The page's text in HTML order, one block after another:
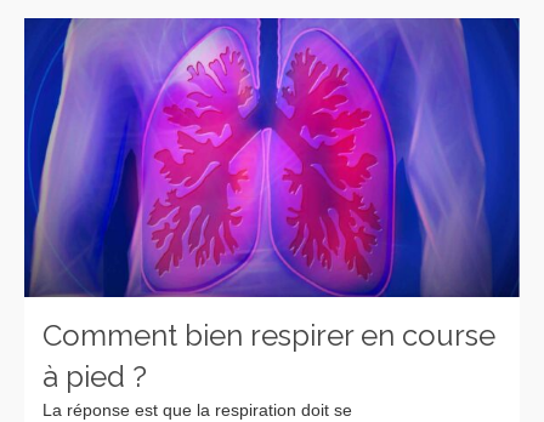
Comment bien respirer en course
à pied ?
La réponse est que la respiration doit se